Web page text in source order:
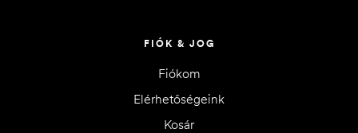
FIÓK & JOG
Fiókom
Elérhetőségeink
Kosár